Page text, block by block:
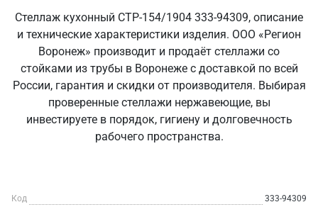
Стеллаж кухонный СТР-154/1904 333-94309, описание
и технические характеристики изделия. ООО «Регион
Воронеж» производит и продаёт стеллажи со
стойками из трубы в Воронеже с доставкой по всей
России, гарантия и скидки от производителя. Выбирая
проверенные стеллажи нержавеющие, вы
инвестируете в порядок, гигиену и долговечность
рабочего пространства.
Код
333-94309